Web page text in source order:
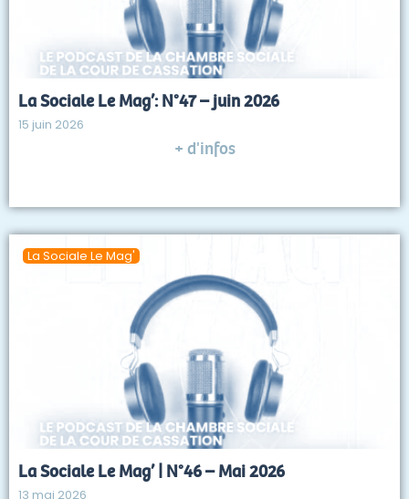
La Sociale Le Mag’: N°47 – juin 2026
15 juin 2026
+ d'infos
La Sociale Le Mag'
La Sociale Le Mag’ | N°46 – Mai 2026
13 mai 2026